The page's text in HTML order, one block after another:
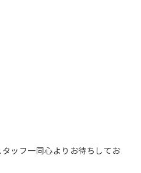
ッフ一同心よりお待ちしてお